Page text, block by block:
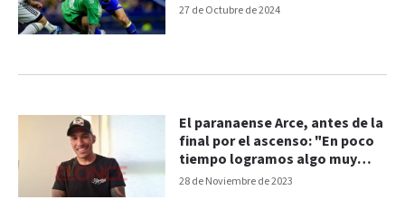
27 de Octubre de 2024
28 de Noviembre de 2023
El paranaense Arce, antes de la
final por el ascenso: "En poco
tiempo logramos algo muy
importante"